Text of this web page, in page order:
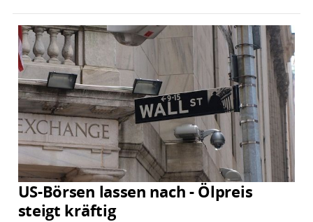
US-Börsen lassen nach - Ölpreis
steigt kräftig